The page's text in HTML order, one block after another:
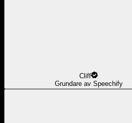
Cliff
Grundare av Speechify